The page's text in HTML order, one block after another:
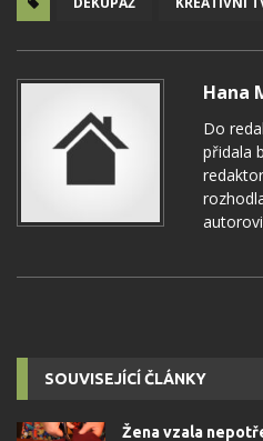
Hana
Do
přidala
SOUVISEJÍCÍ ČLÁNKY
Žena vzala